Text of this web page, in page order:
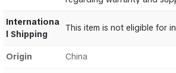
s
Shipping
Weight
Internationa
l Shipping
This item is not eligible for
Origin China